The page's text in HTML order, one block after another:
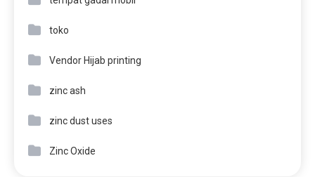
toko
Vendor Hijab printing
zinc ash
zinc dust uses
Zinc Oxide